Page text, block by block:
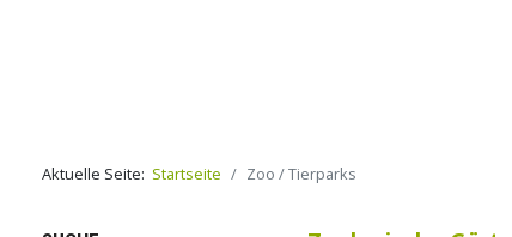
Aktuelle Seite: Startseite Zoo / Tierparks